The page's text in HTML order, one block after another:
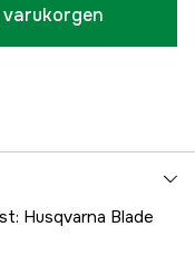
Husqvarna Blade